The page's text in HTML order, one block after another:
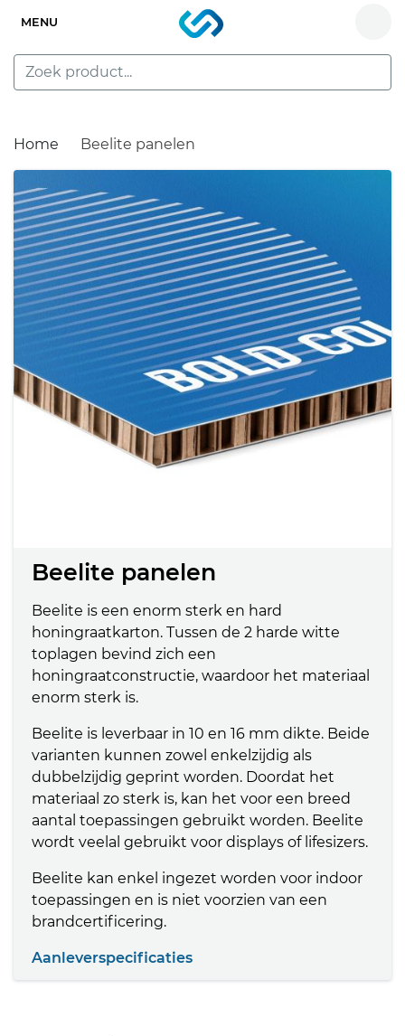
MENU
Home Beelite panelen
Beelite panelen
Beelite is een enorm sterk en hard
honingraatkarton. Tussen de 2 harde witte
toplagen bevind zich een
honingraatconstructie, waardoor het materiaal
enorm sterk is.
Beelite is leverbaar in 10 en 16 mm dikte. Beide
varianten kunnen zowel enkelzijdig als
dubbelzijdig geprint worden. Doordat het
materiaal zo sterk is, kan het voor een breed
aantal toepassingen gebruikt worden. Beelite
wordt veelal gebruikt voor displays of lifesizers.
Beelite kan enkel ingezet worden voor indoor
toepassingen en is niet voorzien van een
brandcertificering.
Aanleverspecificaties